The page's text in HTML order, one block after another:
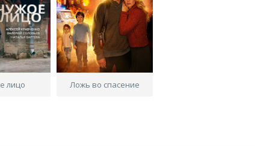
лицо Ложь во спасение